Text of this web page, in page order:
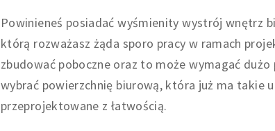
Powinieneś posiadać wyśmienity wystrój wnętrz
którą rozważasz żąda sporo pracy w ramach
zbudować poboczne oraz to może wymagać
wybrać powierzchnię biurową, która już ma takie
przeprojektowane z łatwością.